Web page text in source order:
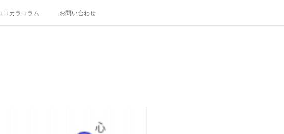
コカラコラム お問い合わせ